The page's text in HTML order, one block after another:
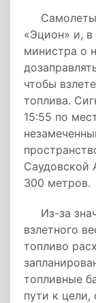
Самолеты
«Эцион» и,
министра о
чтобы
топлива.
15:55 по
Саудовской
300 метров.
Из-за
взлетного
топливо
топливные
пути к